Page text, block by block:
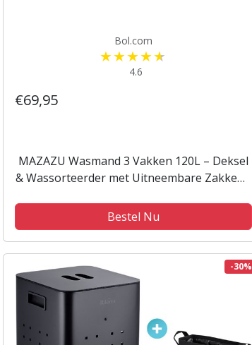
Bol.com
4.6
€69,95
MAZAZU Wasmand 3 Vakken 120L – Deksel
& Wassorteerder met Uitneembare Zakken -
Bestel Nu
-30%